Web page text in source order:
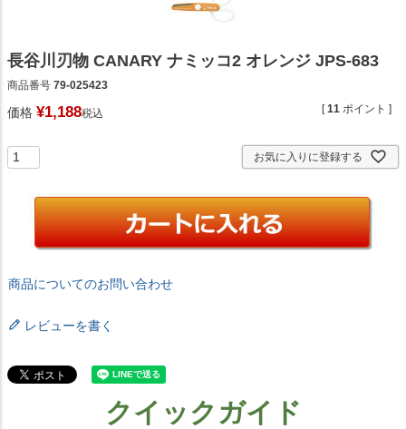
長谷川刃物 CANARY ナミッコ2 オレンジ JPS-683
商品番号 79-025423
価格 ¥1,188税込 [11 ポイント ]
お気に入りに登録する
商品についてのお問い合わせ
レビューを書く
クイックガイド